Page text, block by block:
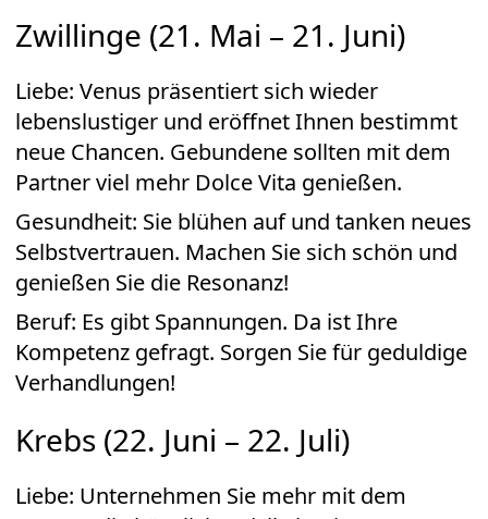
Zwillinge (21. Mai – 21. Juni)
Liebe: Venus präsentiert sich wieder
lebenslustiger und eröffnet Ihnen bestimmt
neue Chancen. Gebundene sollten mit dem
Partner viel mehr Dolce Vita genießen.
Gesundheit: Sie blühen auf und tanken neues
Selbstvertrauen. Machen Sie sich schön und
genießen Sie die Resonanz!
Beruf: Es gibt Spannungen. Da ist Ihre
Kompetenz gefragt. Sorgen Sie für geduldige
Verhandlungen!
Krebs (22. Juni – 22. Juli)
Liebe: Unternehmen Sie mehr mit dem